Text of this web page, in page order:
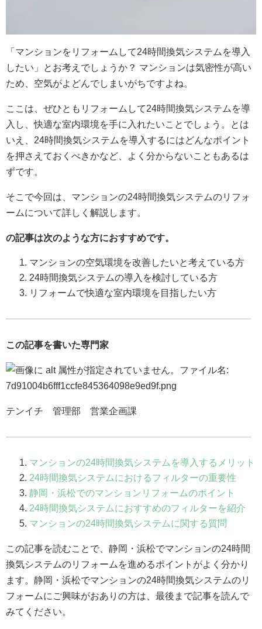
「マンションをリフォームして24時間換気システムを導入
したい」とお考えでしょうか？ マンションは気密性が高い
ため、空気がよどんでしまいがちですよね。
ここは、ぜひともリフォームして24時間換気システムを導
入し、快適な室内環境を手に入れたいことでしょう。とは
いえ、24時間換気システムを導入するにはどんなポイント
を押さえておくべきかなど、よく分からないこともあるは
ずです。
そこで今回は、マンションの24時間換気システムのリフォ
ームについて詳しく解説します。
の記事は次のような方におすすめです。
マンションの空気環境を改善したいと考えている方
24時間換気システムの導入を検討している方
リフォームで快適な室内環境を目指したい方
この記事を書いた専門家
テンイチ 管理部 営業企画課
マンションの24時間換気システムを導入するメリット
24時間換気システムにおけるフィルターの重要性
静岡・浜松でのマンションリフォームのポイント
24時間換気システムにおすすめのフィルターを紹介
マンションの24時間換気システムに関する質問
この記事を読むことで、静岡・浜松でマンションの24時間
換気システムのリフォームを進めるポイントがよく分かり
ます。静岡・浜松でマンションの24時間換気システムのリ
フォームにご興味がおありの方は、最後まで記事を読んで
みてください。